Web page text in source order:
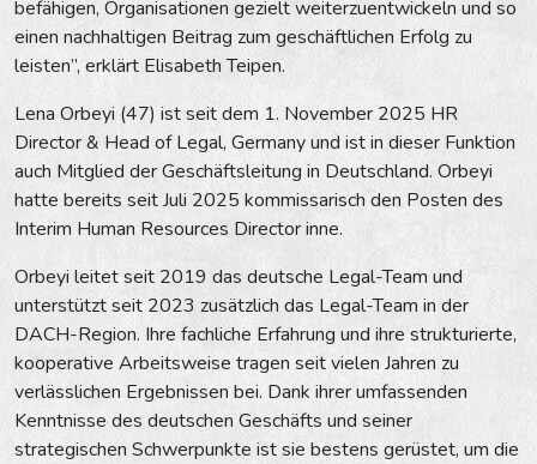
befähigen, Organisationen gezielt weiterzuentwickeln und so
einen nachhaltigen Beitrag zum geschäftlichen Erfolg zu
leisten”, erklärt Elisabeth Teipen.
Lena Orbeyi (47) ist seit dem 1. November 2025 HR
Director & Head of Legal, Germany und ist in dieser Funktion
auch Mitglied der Geschäftsleitung in Deutschland. Orbeyi
hatte bereits seit Juli 2025 kommissarisch den Posten des
Interim Human Resources Director inne.
Orbeyi leitet seit 2019 das deutsche Legal-Team und
unterstützt seit 2023 zusätzlich das Legal-Team in der
DACH-Region. Ihre fachliche Erfahrung und ihre strukturierte,
kooperative Arbeitsweise tragen seit vielen Jahren zu
verlässlichen Ergebnissen bei. Dank ihrer umfassenden
Kenntnisse des deutschen Geschäfts und seiner
strategischen Schwerpunkte ist sie bestens gerüstet, um die